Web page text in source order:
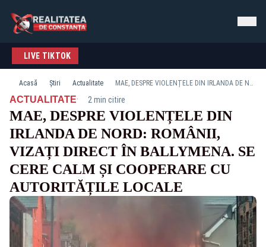
LIVE TIKTOK
Acasă Știri Actualitate MAE, DESPRE VIOLENȚELE DIN IRLANDA DE NORD: ROMÂNII, VIZAȚI DIRECT ÎN BALLYMENA. SE CERE CALM ȘI COOPERARE CU AUTORITĂȚILE LOCALE
ACTUALITATE· 2 min citire
MAE, DESPRE VIOLENȚELE DIN
IRLANDA DE NORD: ROMÂNII,
VIZAȚI DIRECT ÎN BALLYMENA. SE
CERE CALM ȘI COOPERARE CU
AUTORITĂȚILE LOCALE